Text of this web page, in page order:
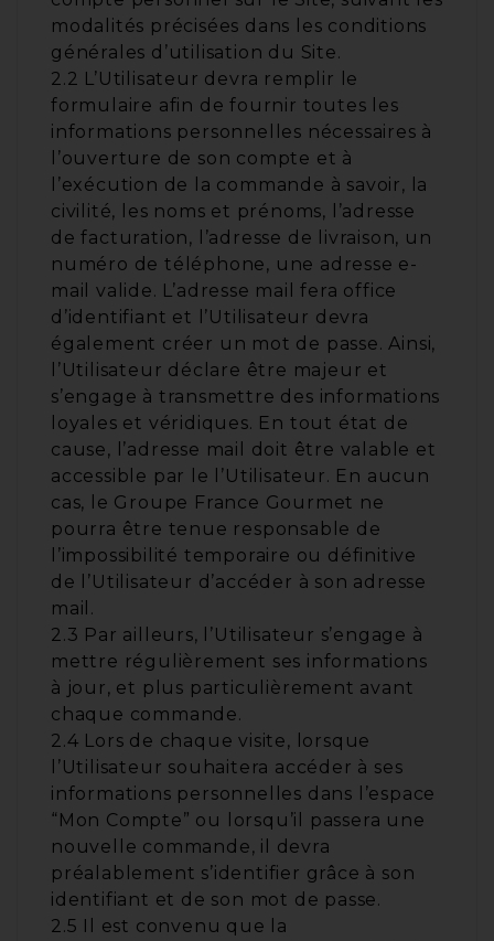
modalités précisées dans les conditions
générales d’utilisation du Site.
2.2 L’Utilisateur devra remplir le
formulaire afin de fournir toutes les
informations personnelles nécessaires à
l’ouverture de son compte et à
l’exécution de la commande à savoir, la
civilité, les noms et prénoms, l’adresse
de facturation, l’adresse de livraison, un
numéro de téléphone, une adresse e-
mail valide. L’adresse mail fera office
d’identifiant et l’Utilisateur devra
également créer un mot de passe. Ainsi,
l’Utilisateur déclare être majeur et
s’engage à transmettre des informations
loyales et véridiques. En tout état de
cause, l’adresse mail doit être valable et
accessible par le l’Utilisateur. En aucun
cas, le Groupe France Gourmet ne
pourra être tenue responsable de
l’impossibilité temporaire ou définitive
de l’Utilisateur d’accéder à son adresse
mail.
2.3 Par ailleurs, l’Utilisateur s’engage à
mettre régulièrement ses informations
à jour, et plus particulièrement avant
chaque commande.
2.4 Lors de chaque visite, lorsque
l’Utilisateur souhaitera accéder à ses
informations personnelles dans l’espace
“Mon Compte” ou lorsqu’il passera une
nouvelle commande, il devra
préalablement s’identifier grâce à son
identifiant et de son mot de passe.
2.5 Il est convenu que la